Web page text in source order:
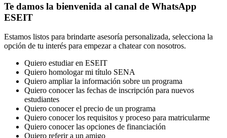
Te damos la bienvenida al canal de WhatsApp
ESEIT
Estamos listos para brindarte asesoría personalizada, selecciona la
opción de tu interés para empezar a chatear con nosotros.
Quiero estudiar en ESEIT
Quiero homologar mi título SENA
Quiero ampliar la información sobre un programa
Quiero conocer las fechas de inscripción para nuevos
estudiantes
Quiero conocer el precio de un programa
Quiero conocer los requisitos y proceso para matricularme
Quiero conocer las opciones de financiación
Quiero referir a un amigo